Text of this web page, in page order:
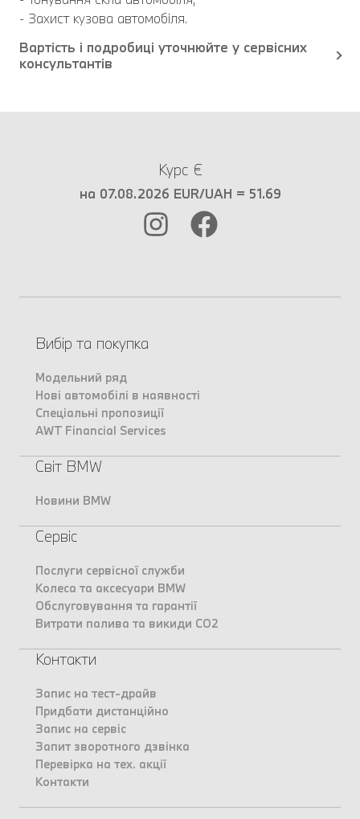
- Захист кузова автомобіля.
Вартість і подробиці уточнюйте у сервісних
консультантів
Курс €
на 07.08.2026 EUR/UAH = 51.69
Вибір та покупка
Модельний ряд
Нові автомобілі в наявності
Спеціальні пропозиції
AWT Financial Services
Світ BMW
Новини BMW
Сервіс
Послуги сервісної служби
Колеса та аксесуари BMW
Обслуговування та гарантії
Витрати палива та викиди CO2
Контакти
Запис на тест-драйв
Придбати дистанційно
Запис на сервіс
Запит зворотного дзвінка
Перевірка на тех. акції
Контакти